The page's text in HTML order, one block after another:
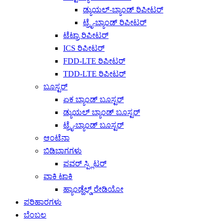
ಡ್ಯುಯಲ್-ಬ್ಯಾಂಡ್ ರಿಪೀಟರ್
ಟ್ರೈ-ಬ್ಯಾಂಡ್ ರಿಪೀಟರ್
ಟೆಟ್ರಾ ರಿಪೀಟರ್
ICS ರಿಪೀಟರ್
FDD-LTE ರಿಪೀಟರ್
TDD-LTE ರಿಪೀಟರ್
ಬೂಸ್ಟರ್
ಏಕ ಬ್ಯಾಂಡ್ ಬೂಸ್ಟರ್
ಡ್ಯುಯಲ್ ಬ್ಯಾಂಡ್ ಬೂಸ್ಟರ್
ಟ್ರೈ-ಬ್ಯಾಂಡ್ ಬೂಸ್ಟರ್
ಆಂಟೆನಾ
ಬಿಡಿಭಾಗಗಳು
ಪವರ್ ಸ್ಪ್ಲಿಟರ್
ವಾಕಿ ಟಾಕಿ
ಹ್ಯಾಂಡ್ಹೆಲ್ಡ್ ರೇಡಿಯೋ
ಪರಿಹಾರಗಳು
ಬೆಂಬಲ